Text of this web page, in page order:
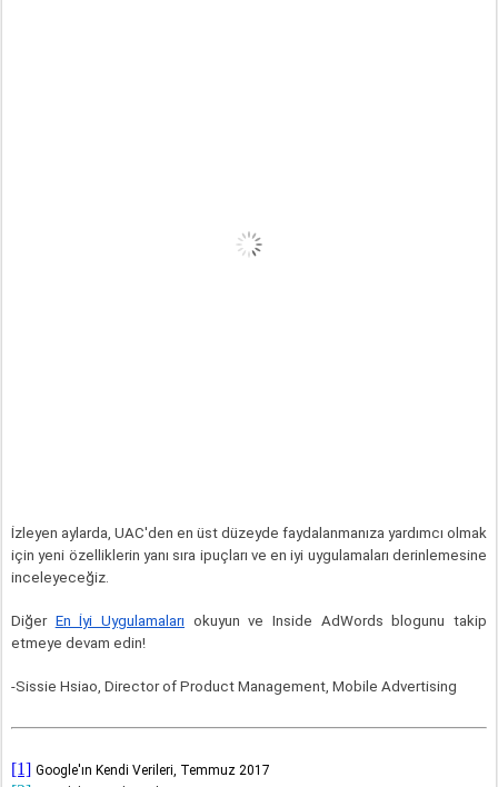
İzleyen aylarda, UAC'den en üst düzeyde faydalanmanıza yardımcı olmak
için yeni özelliklerin yanı sıra ipuçları ve en iyi uygulamaları derinlemesine
inceleyeceğiz.
Diğer En İyi Uygulamaları okuyun ve Inside AdWords blogunu takip
etmeye devam edin!
-Sissie Hsiao, Director of Product Management, Mobile Advertising
[1] Google'ın Kendi Verileri, Temmuz 2017